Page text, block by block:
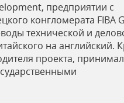
предприятии с
конгломерата FIBA
технической и
на английский.
проекта,